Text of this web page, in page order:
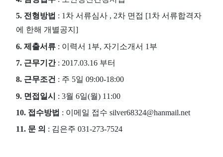
5. 전형방법 : 1 차 서류심사 , 2차 면접 [1 차 서류합격자
에 한해 개별공지 ]
6. 제출서류 : 이력서 1 부, 자기소개서 1 부
7. 근무기간 : 2017.03.16 부터
8. 근무조건 : 주 5일 09:00-18:00
9. 면접일시 : 3월 6일(월) 11:00
10. 접수방법 : 이메일 접수 silver68324@hanmail.net
11. 문 의 : 김은주 031-273-7524